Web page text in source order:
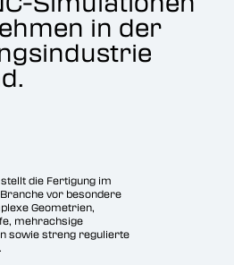
in der
die Fertigung im
vor besondere
Geometrien,
mehrachsige
sowie streng regulierte